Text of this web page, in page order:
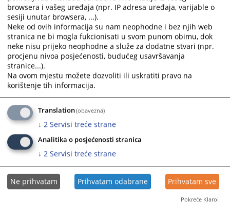
7981PREGLEDA
Prateći dokumenti
Obrazac za ulaganje pritužbe (bosanski jezik)
Obrazac za ulaganje pritužbe (hrvatski jezik)
Formular za ulaganje pritužbe (srpski jezik)
Obrazac za ulaganje pritužbe (engleski jezik)
Vodič kroz postupak podnošenja pritužbi (bosanski
jezik)
browsera i vašeg uređaja (npr. IP adresa uređaja, varijable o
sesiji unutar browsera, ...).
Neke od ovih informacija su nam neophodne i bez njih web
stranica ne bi mogla fukcionisati u svom punom obimu, dok
neke nisu prijeko neophodne a služe za dodatne stvari (npr.
procjenu nivoa posjećenosti, budućeg usavršavanja
stranice...).
Na ovom mjestu možete dozvoliti ili uskratiti pravo na
korištenje tih informacija.
Translation(obavezna)
↓ 2 Servisi treće strane
Analitika o posjećenosti stranica
↓ 2 Servisi treće strane
Ne prihvatam Prihvatam odabrane Prihvatam sve
Pokreće Klaro!